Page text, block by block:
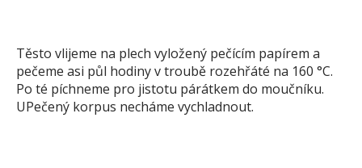
Těsto vlijeme na plech vyložený pečícím papírem a
pečeme asi půl hodiny v troubě rozehřáté na 160 °C.
Po té píchneme pro jistotu párátkem do moučníku.
UPečený korpus necháme vychladnout.